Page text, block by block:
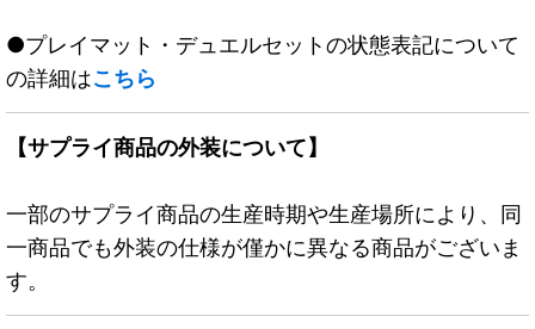
●プレイマット・デュエルセットの状態表記について
の詳細はこちら
【サプライ商品の外装について】
一部のサプライ商品の生産時期や生産場所により、同
一商品でも外装の仕様が僅かに異なる商品がございま
す。